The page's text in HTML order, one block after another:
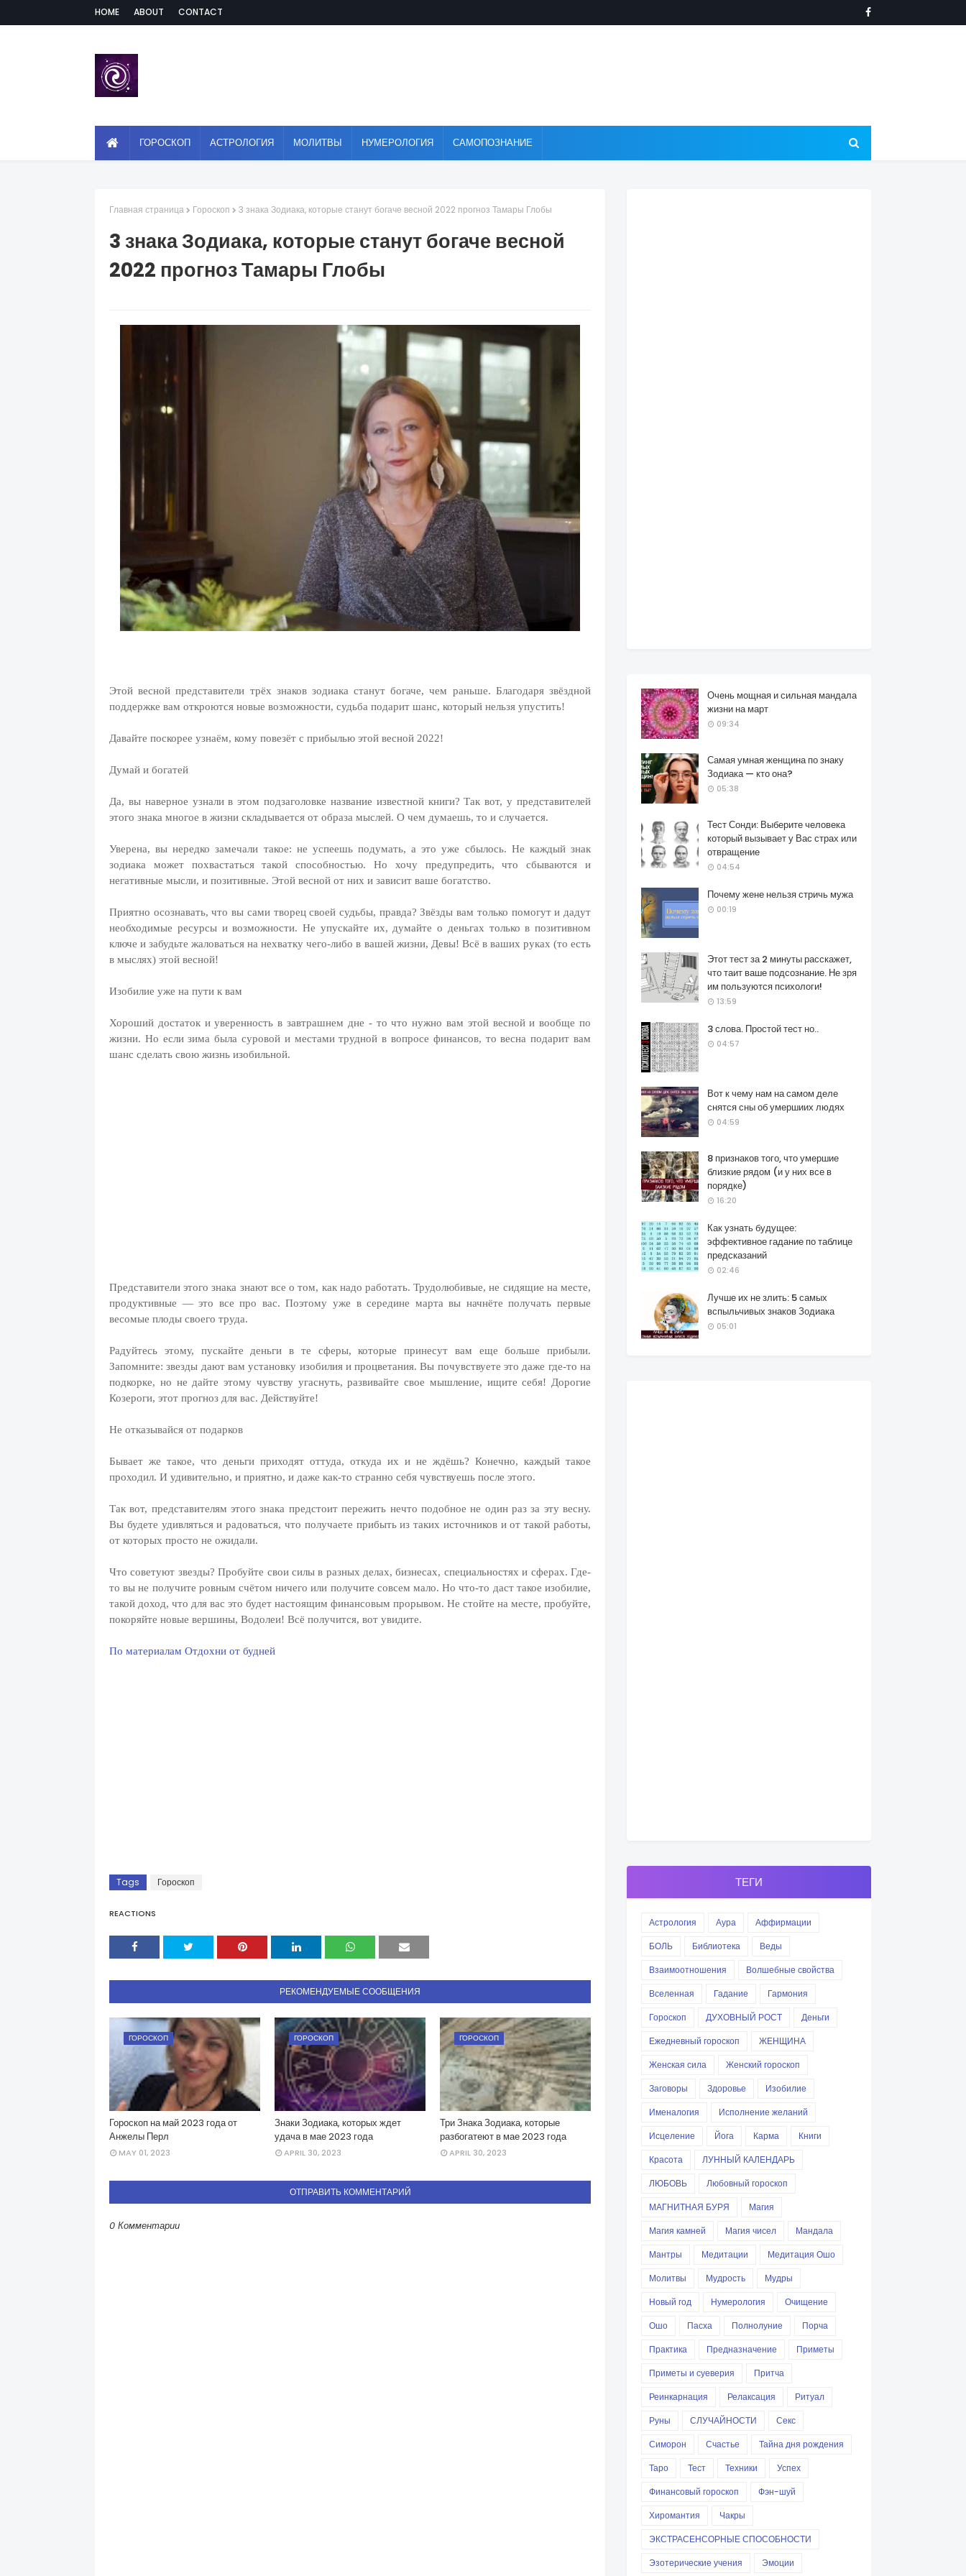
HOME ABOUT CONTACT
ГОРОСКОП АСТРОЛОГИЯ МОЛИТВЫ НУМЕРОЛОГИЯ САМОПОЗНАНИЕ
Главная страница Гороскоп 3 знака Зодиака, которые станут богаче весной 2022 прогноз Тамары Глобы
3 знака Зодиака, которые станут богаче весной
2022 прогноз Тамары Глобы
Этой весной представители трёх знаков зодиака станут богаче, чем раньше. Благодаря звёздной
поддержке вам откроются новые возможности, судьба подарит шанс, который нельзя упустить!
Давайте поскорее узнаём, кому повезёт с прибылью этой весной 2022!
Думай и богатей
Да, вы наверное узнали в этом подзаголовке название известной книги? Так вот, у представителей
этого знака многое в жизни складывается от образа мыслей. О чем думаешь, то и случается.
Уверена, вы нередко замечали такое: не успеешь подумать, а это уже сбылось. Не каждый знак
зодиака может похвастаться такой способностью. Но хочу предупредить, что сбываются и
негативные мысли, и позитивные. Этой весной от них и зависит ваше богатство.
Приятно осознавать, что вы сами творец своей судьбы, правда? Звёзды вам только помогут и дадут
необходимые ресурсы и возможности. Не упускайте их, думайте о деньгах только в позитивном
ключе и забудьте жаловаться на нехватку чего-либо в вашей жизни, Девы! Всё в ваших руках (то есть
в мыслях) этой весной!
Изобилие уже на пути к вам
Хороший достаток и уверенность в завтрашнем дне - то что нужно вам этой весной и вообще по
жизни. Но если зима была суровой и местами трудной в вопросе финансов, то весна подарит вам
шанс сделать свою жизнь изобильной.
Представители этого знака знают все о том, как надо работать. Трудолюбивые, не сидящие на месте,
продуктивные — это все про вас. Поэтому уже в середине марта вы начнёте получать первые
весомые плоды своего труда.
Радуйтесь этому, пускайте деньги в те сферы, которые принесут вам еще больше прибыли.
Запомните: звезды дают вам установку изобилия и процветания. Вы почувствуете это даже где-то на
подкорке, но не дайте этому чувству угаснуть, развивайте свое мышление, ищите себя! Дорогие
Козероги, этот прогноз для вас. Действуйте!
Не отказывайся от подарков
Бывает же такое, что деньги приходят оттуда, откуда их и не ждёшь? Конечно, каждый такое
проходил. И удивительно, и приятно, и даже как-то странно себя чувствуешь после этого.
Так вот, представителям этого знака предстоит пережить нечто подобное не один раз за эту весну.
Вы будете удивляться и радоваться, что получаете прибыть из таких источников и от такой работы,
от которых просто не ожидали.
Что советуют звезды? Пробуйте свои силы в разных делах, бизнесах, специальностях и сферах. Где-
то вы не получите ровным счётом ничего или получите совсем мало. Но что-то даст такое изобилие,
такой доход, что для вас это будет настоящим финансовым прорывом. Не стойте на месте, пробуйте,
покоряйте новые вершины, Водолеи! Всё получится, вот увидите.
По материалам Отдохни от будней
Tags Гороскоп
REACTIONS
РЕКОМЕНДУЕМЫЕ СООБЩЕНИЯ
ГОРОСКОП
Гороскоп на май 2023 года от
Анжелы Перл
MAY 01, 2023
ГОРОСКОП
Знаки Зодиака, которых ждет
удача в мае 2023 года
APRIL 30, 2023
ГОРОСКОП
Три Знака Зодиака, которые
разбогатеют в мае 2023 года
APRIL 30, 2023
ОТПРАВИТЬ КОММЕНТАРИЙ
0 Комментарии
Очень мощная и сильная мандала
жизни на март
09:34
Самая умная женщина по знаку
Зодиака — кто она?
05:38
Тест Сонди: Выберите человека
который вызывает у Вас страх или
отвращение
04:54
Почему жене нельзя стричь мужа
00:19
Этот тест за 2 минуты расскажет,
что таит ваше подсознание. Не зря
им пользуются психологи!
13:59
3 слова. Простой тест но..
04:57
Вот к чему нам на самом деле
снятся сны об умершиих людях
04:59
8 признаков того, что умершие
близкие рядом (и у них все в
порядке)
16:20
Как узнать будущее:
эффективное гадание по таблице
предсказаний
02:46
Лучше их не злить: 5 самых
вспыльчивых знаков Зодиака
05:01
ТЕГИ
Астрология Аура
Аффирмации
БОЛЬ
Библиотека
Веды
Взаимоотношения
Волшебные свойства
Вселенная
Гадание
Гармония
Гороскоп
ДУХОВНЫЙ РОСТ
Деньги
Ежедневный гороскоп
ЖЕНЩИНА
Женская сила
Женский гороскоп
Заговоры
Здоровье
Изобилие
Именалогия
Исполнение желаний
Исцеление
Йога Карма
Книги
Красота
ЛУННЫЙ КАЛЕНДАРЬ
ЛЮБОВЬ
Любовный гороскоп
МАГНИТНАЯ БУРЯ
Магия
Магия камней
Магия чисел
Мандала
Мантры
Медитации
Медитация Ошо
Молитвы
Мудрость
Мудры
Новый год
Нумерология
Очищение
Ошо
Пасха Полнолуние
Порча
Практика
Предназначение
Приметы
Приметы и суеверия
Притча
Реинкарнация
Релаксация
Ритуал
Руны
СЛУЧАЙНОСТИ
Секс
Симорон
Счастье
Тайна дня рождения
Таро
Тест Техники
Успех
Финансовый гороскоп
Фэн-шуй
Хиромантия
Чакры
ЭКСТРАСЕНСОРНЫЕ СПОСОБНОСТИ
Эзотерические учения
Эмоции